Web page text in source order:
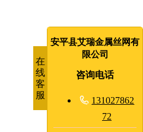
在
线
客
服
安平县艾瑞金属丝网有
限公司
咨询电话
 131027862
72